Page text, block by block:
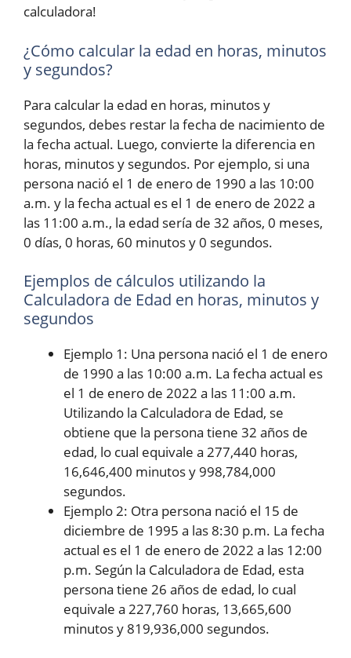
calculadora!
¿Cómo calcular la edad en horas, minutos
y segundos?
Para calcular la edad en horas, minutos y
segundos, debes restar la fecha de nacimiento de
la fecha actual. Luego, convierte la diferencia en
horas, minutos y segundos. Por ejemplo, si una
persona nació el 1 de enero de 1990 a las 10:00
a.m. y la fecha actual es el 1 de enero de 2022 a
las 11:00 a.m., la edad sería de 32 años, 0 meses,
0 días, 0 horas, 60 minutos y 0 segundos.
Ejemplos de cálculos utilizando la
Calculadora de Edad en horas, minutos y
segundos
Ejemplo 1: Una persona nació el 1 de enero
de 1990 a las 10:00 a.m. La fecha actual es
el 1 de enero de 2022 a las 11:00 a.m.
Utilizando la Calculadora de Edad, se
obtiene que la persona tiene 32 años de
edad, lo cual equivale a 277,440 horas,
16,646,400 minutos y 998,784,000
segundos.
Ejemplo 2: Otra persona nació el 15 de
diciembre de 1995 a las 8:30 p.m. La fecha
actual es el 1 de enero de 2022 a las 12:00
p.m. Según la Calculadora de Edad, esta
persona tiene 26 años de edad, lo cual
equivale a 227,760 horas, 13,665,600
minutos y 819,936,000 segundos.